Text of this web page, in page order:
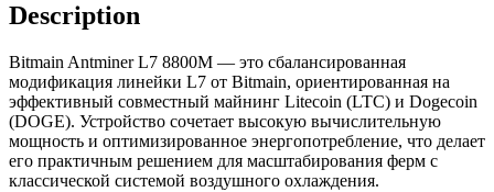
Description
Bitmain Antminer L7 8800M — это сбалансированная
модификация линейки L7 от Bitmain, ориентированная на
эффективный совместный майнинг Litecoin (LTC) и Dogecoin
(DOGE). Устройство сочетает высокую вычислительную
мощность и оптимизированное энергопотребление, что делает
его практичным решением для масштабирования ферм с
классической системой воздушного охлаждения.